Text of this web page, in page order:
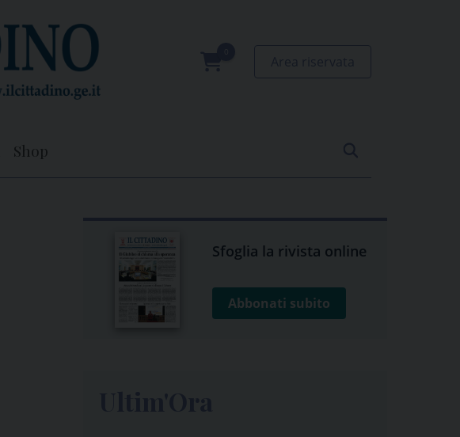
Shop
Sfoglia la rivista online
Abbonati subito